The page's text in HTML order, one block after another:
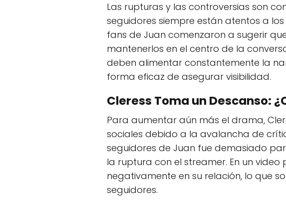
Las rupturas y las controversias son
seguidores siempre están atentos a
fans de Juan comenzaron a sugerir
mantenerlos en el centro de la
deben alimentar constantemente la
forma eficaz de asegurar visibilidad.
Cleress Toma un Descanso:
Para aumentar aún más el drama,
sociales debido a la avalancha de
seguidores de Juan fue demasiado
la ruptura con el streamer. En un
negativamente en su relación, lo que
seguidores.